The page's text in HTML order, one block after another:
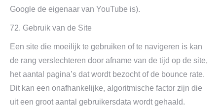
Google de eigenaar van YouTube is).
72. Gebruik van de Site
Een site die moeilijk te gebruiken of te navigeren is kan
de rang verslechteren door afname van de tijd op de site,
het aantal pagina’s dat wordt bezocht of de bounce rate.
Dit kan een onafhankelijke, algoritmische factor zijn die
uit een groot aantal gebruikersdata wordt gehaald.